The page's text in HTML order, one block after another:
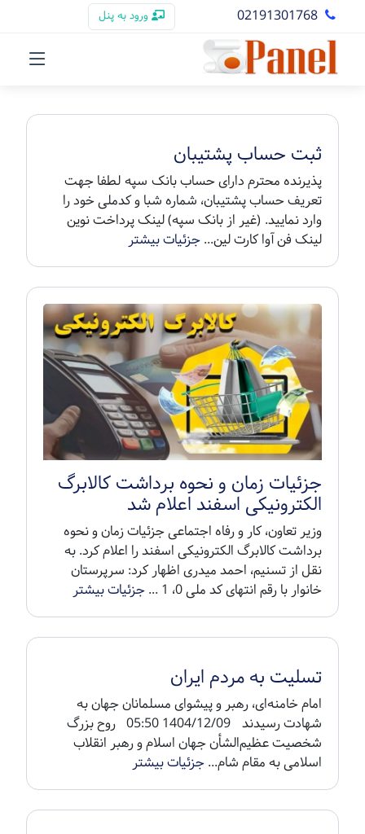
02191301768 ورود به پنل
ثبت حساب پشتیبان
پذیرنده محترم دارای حساب بانک سپه لطفا جهت
تعریف حساب پشتیبان، شماره شبا و کدملی خود را
وارد نمایید. (غیر از بانک سپه) لینک پرداخت نوین
لینک فن آوا کارت لین...جزئیات بیشتر
جزئیات زمان و نحوه برداشت کالابرگ
الکترونیکی اسفند اعلام شد
وزیر تعاون، کار و رفاه اجتماعی جزئیات زمان و نحوه
برداشت کالابرگ الکترونیکی اسفند را اعلام کرد. به
نقل از تسنیم، احمد میدری اظهار کرد: سرپرستان
خانوار با رقم انتهای کد ملی 0، 1 ...
جزئیات بیشتر
تسلیت به مردم ایران
امام خامنه‌ای، رهبر و پیشوای مسلمانان جهان به
شهادت رسیدند 1404/12/09 05:50 روح بزرگ
شخصیت عظیم‌الشأن جهان اسلام و رهبر انقلاب
اسلامی به مقام شام...جزئیات بیشتر